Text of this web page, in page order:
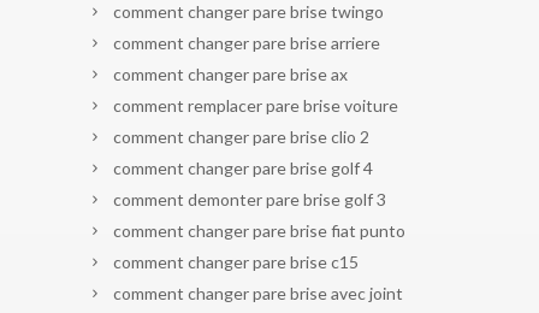
comment changer pare brise twingo
comment changer pare brise arriere
comment changer pare brise ax
comment remplacer pare brise voiture
comment changer pare brise clio 2
comment changer pare brise golf 4
comment demonter pare brise golf 3
comment changer pare brise fiat punto
comment changer pare brise c15
comment changer pare brise avec joint